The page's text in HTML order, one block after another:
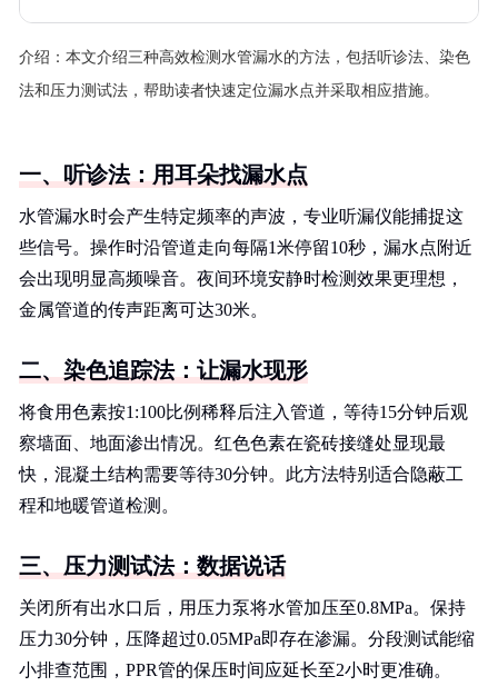
介绍： 本文介绍三种高效检测水管漏水的方法，包括听诊法、染色
法和压力测试法，帮助读者快速定位漏水点并采取相应措施。
一、听诊法：用耳朵找漏水点
水管漏水时会产生特定频率的声波，专业听漏仪能捕捉这
些信号。操作时沿管道走向每隔1米停留10秒，漏水点附近
会出现明显高频噪音。夜间环境安静时检测效果更理想，
金属管道的传声距离可达30米。
二、染色追踪法：让漏水现形
将食用色素按1:100比例稀释后注入管道，等待15分钟后观
察墙面、地面渗出情况。红色色素在瓷砖接缝处显现最
快，混凝土结构需要等待30分钟。此方法特别适合隐蔽工
程和地暖管道检测。
三、压力测试法：数据说话
关闭所有出水口后，用压力泵将水管加压至0.8MPa。保持
压力30分钟，压降超过0.05MPa即存在渗漏。分段测试能缩
小排查范围，PPR管的保压时间应延长至2小时更准确。